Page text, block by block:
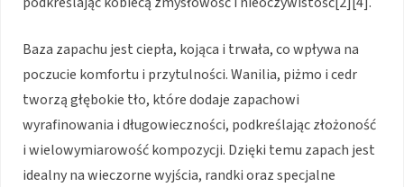
Baza zapachu jest ciepła, kojąca i trwała, co wpływa na
poczucie komfortu i przytulności. Wanilia, piżmo i cedr
tworzą głębokie tło, które dodaje zapachowi
wyrafinowania i długowieczności, podkreślając złożoność
i wielowymiarowość kompozycji. Dzięki temu zapach jest
idealny na wieczorne wyjścia, randki oraz specjalne